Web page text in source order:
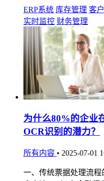
ERP系统 库存管理 客
实时监控 财务管理
为什么80%的企业
OCR识别的潜力？
所有内容 • 2025-07-01
一、传统票据处理流